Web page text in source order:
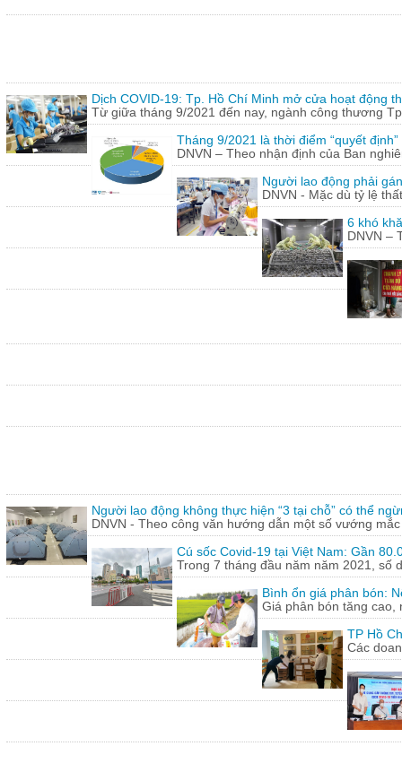
Dịch COVID-19: Tp. Hồ Chí Minh mở cửa hoạt động
Từ giữa tháng 9/2021 đến nay, ngành công thương
Tháng 9/2021 là thời điểm “quyết
DNVN – Theo nhận định của Ban
Người lao động phải
DNVN - Mặc dù tỷ lệ
6 khó
DNVN –
Người lao động không thực hiện “3 tại chỗ” có thể
DNVN - Theo công văn hướng dẫn một số vướng
Cú sốc Covid-19 tại Việt Nam: Gần
Trong 7 tháng đầu năm năm 2021, số
Bình ổn giá phân bón:
Giá phân bón tăng
TP Hồ
Các